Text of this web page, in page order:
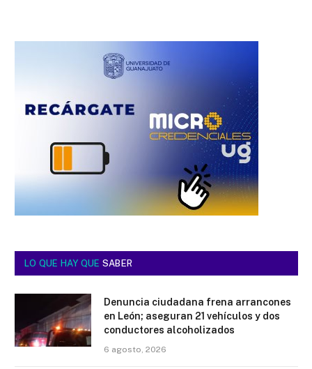
LO QUE HAY QUE SABER
Denuncia ciudadana frena arrancones
en León; aseguran 21 vehículos y dos
conductores alcoholizados
6 agosto, 2026